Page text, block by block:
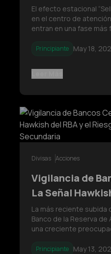
El efecto estacional
en el centro de
entran en una fase más
mostrando señales de
mayor volatilidad, una
Principiante May 18,
Divisas Acciones
Vigilancia de
La Señal
Riesgo de
La más reciente
Banco de la Reserva
una creciente
aumento de los precios
Principiante May 13,